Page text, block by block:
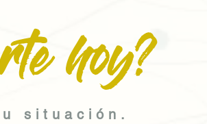
hoy?
situación.